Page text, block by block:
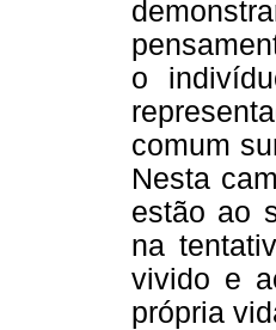
o
comum
Nesta
estão ao
na
vivido e
própria